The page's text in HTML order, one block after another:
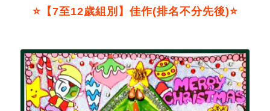
⭐ 【7至12歲組別】佳作(排名不分先後)⭐